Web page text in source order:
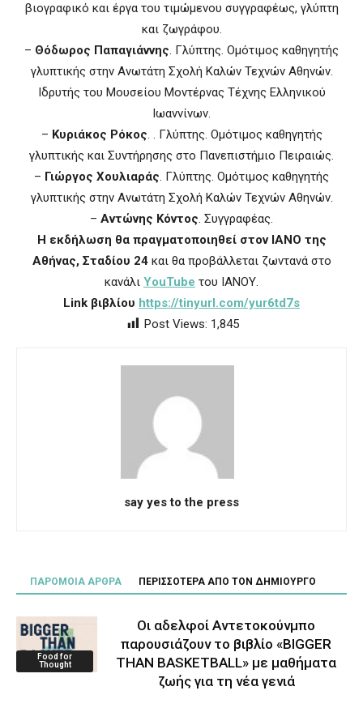
βιογραφικό και έργα του τιμώμενου συγγραφέως, γλύπτη
και ζωγράφου.
– Θόδωρος Παπαγιάννης. Γλύπτης. Ομότιμος καθηγητής
γλυπτικής στην Ανωτάτη Σχολή Καλών Τεχνών Αθηνών.
Ιδρυτής του Μουσείου Μοντέρνας Τέχνης Ελληνικού
Ιωαννίνων.
– Κυριάκος Ρόκος. . Γλύπτης. Ομότιμος καθηγητής
γλυπτικής και Συντήρησης στο Πανεπιστήμιο Πειραιώς.
– Γιώργος Χουλιαράς. Γλύπτης. Ομότιμος καθηγητής
γλυπτικής στην Ανωτάτη Σχολή Καλών Τεχνών Αθηνών.
– Αντώνης Κόντος. Συγγραφέας.
Η εκδήλωση θα πραγματοποιηθεί στον ΙΑΝΟ της
Αθήνας, Σταδίου 24 και θα προβάλλεται ζωντανά στο
κανάλι YouTube του ΙΑΝΟΥ.
Link βιβλίου https://tinyurl.com/yur6td7s
Post Views: 1,845
say yes to the press
ΠΑΡΟΜΟΙΑ ΑΡΘΡΑ ΠΕΡΙΣΣΟΤΕΡΑ ΑΠΟ ΤΟΝ ΔΗΜΙΟΥΡΓΟ
Food for
Thought
Οι αδελφοί Αντετοκούνμπο
παρουσιάζουν το βιβλίο «BIGGER
THAN BASKETBALL» με μαθήματα
ζωής για τη νέα γενιά